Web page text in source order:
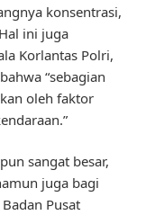
konsentrasi,
ini juga
Korlantas Polri,
“sebagian
oleh faktor
sangat besar,
juga bagi
Pusat